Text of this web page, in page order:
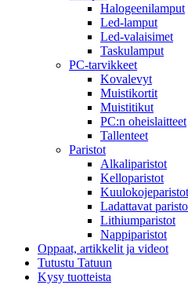
Halogeenilamput
Led-lamput
Led-valaisimet
Taskulamput
PC-tarvikkeet
Kovalevyt
Muistikortit
Muistitikut
PC:n oheislaitteet
Tallenteet
Paristot
Alkaliparistot
Kelloparistot
Kuulokojeparistot
Ladattavat
Lithiumparistot
Nappiparistot
Oppaat, artikkelit ja videot
Tutustu Tatuun
Kysy tuotteista